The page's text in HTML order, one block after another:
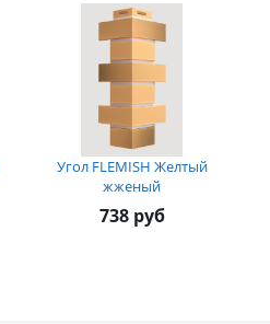
Угол FLEMISH Желтый
жженый
738 руб